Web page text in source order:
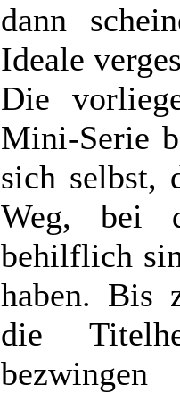
dann
Ideale
Die
Mini-Serie
sich selbst,
Weg, bei
behilflich
haben. Bis
die